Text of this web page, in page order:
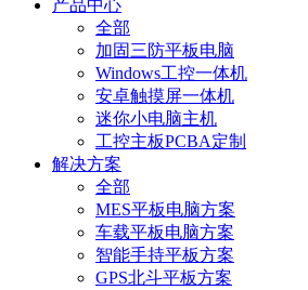
产品中心
全部
加固三防平板电脑
Windows工控一体机
安卓触摸屏一体机
迷你小电脑主机
工控主板PCBA定制
解决方案
全部
MES平板电脑方案
车载平板电脑方案
智能手持平板方案
GPS北斗平板方案